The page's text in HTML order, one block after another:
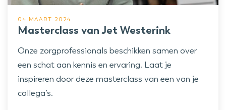
04 MAART 2024
Masterclass van Jet Westerink
Onze zorgprofessionals beschikken samen over
een schat aan kennis en ervaring. Laat je
inspireren door deze masterclass van een van je
collega’s.